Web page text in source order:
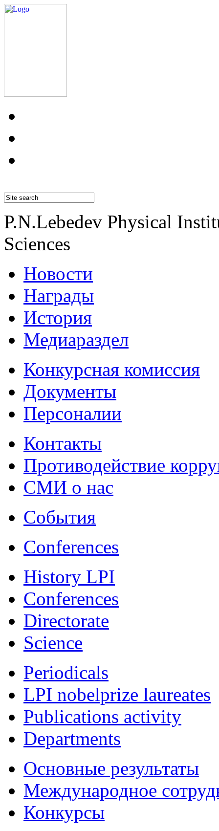
P.N.Lebedev Physical
Sciences
Новости
Награды
История
Медиараздел
Конкурсная комиссия
Документы
Персоналии
Контакты
Противодействие
СМИ о нас
События
Conferences
History LPI
Conferences
Directorate
Science
Periodicals
LPI nobelprize laureates
Publications activity
Departments
Основные результаты
Международное
Конкурсы